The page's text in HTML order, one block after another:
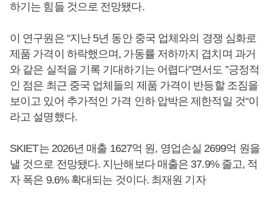
하기는 힘들 것으로 전망됐다.
이 연구원은 “지난 5년 동안 중국 업체와의 경쟁 심화로
제품 가격이 하락했으며, 가동률 저하까지 겹치며 과거
와 같은 실적을 기록 기대하기는 어렵다”면서도 ”긍정적
인 점은 최근 중국 업체들의 제품 가격이 반등할 조짐을
보이고 있어 추가적인 가격 인하 압박은 제한적일 것“이
라고 설명했다.
SKIET는 2026년 매출 1627억 원, 영업손실 2699억 원을
낼 것으로 전망됐다. 지난해보다 매출은 37.9% 줄고, 적
자 폭은 9.6% 확대되는 것이다. 최재원 기자